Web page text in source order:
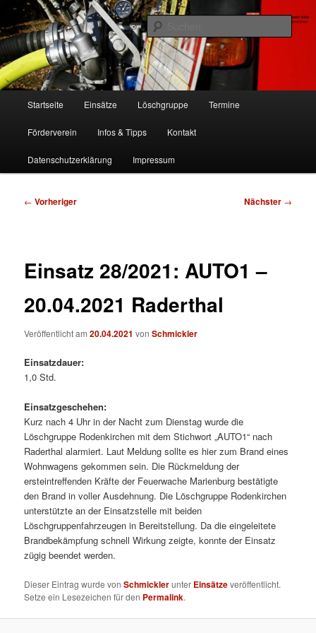
Zum
primären
Inhalt
springenFF Köln, LG RD
Freiwillige Feuerwehr Köln, Löschgruppe Rodenkirchen
Startseite Einsätze Löschgruppe Termine
Förderverein Infos & Tipps Kontakt
Datenschutzerklärung Impressum
Beitragsnavigation
← Vorheriger Nächster →
Einsatz 28/2021: AUTO1 –
20.04.2021 Raderthal
Veröffentlicht am20.04.2021 vonSchmickler
Einsatzdauer:
1,0 Std.
Einsatzgeschehen:
Kurz nach 4 Uhr in der Nacht zum Dienstag wurde die
Löschgruppe Rodenkirchen mit dem Stichwort „AUTO1“ nach
Raderthal alarmiert. Laut Meldung sollte es hier zum Brand eines
Wohnwagens gekommen sein. Die Rückmeldung der
ersteintreffenden Kräfte der Feuerwache Marienburg bestätigte
den Brand in voller Ausdehnung. Die Löschgruppe Rodenkirchen
unterstützte an der Einsatzstelle mit beiden
Löschgruppenfahrzeugen in Bereitstellung. Da die eingeleitete
Brandbekämpfung schnell Wirkung zeigte, konnte der Einsatz
zügig beendet werden.
Dieser Eintrag wurde vonSchmicklerunter Einsätzeveröffentlicht.
Setze ein Lesezeichen für den Permalink.